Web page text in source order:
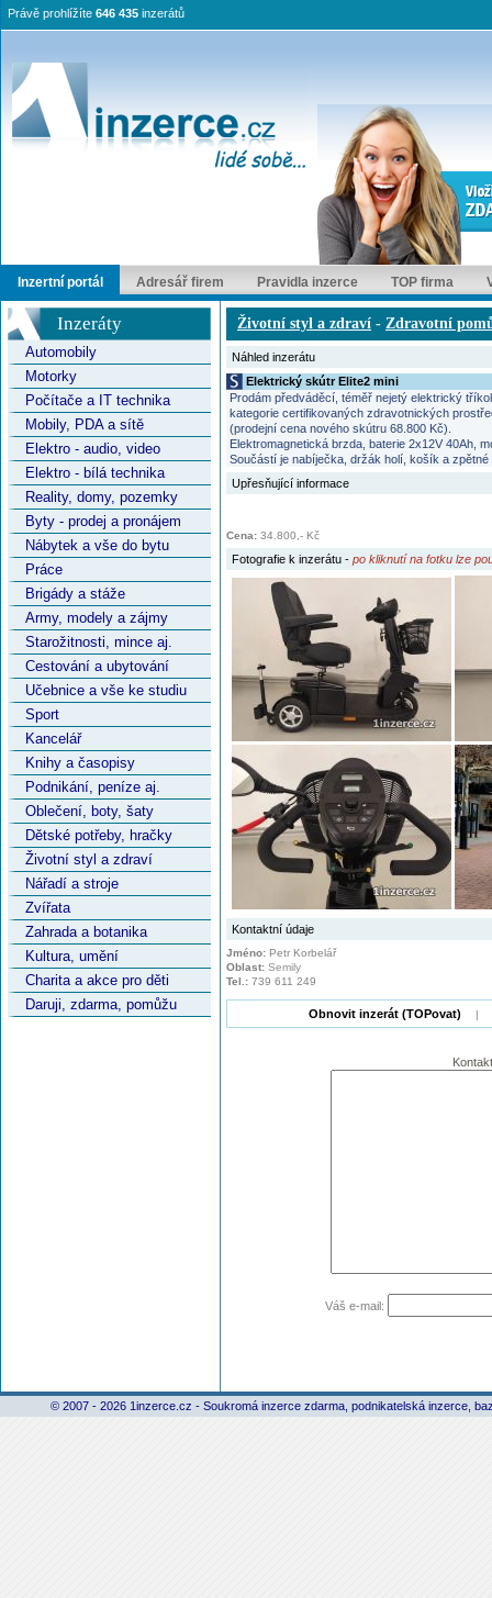
Právě prohlížíte 646 435 inzerátů
Inzertní portál Adresář firem Pravidla inzerce TOP firma
Inzeráty
Automobily
Motorky
Počítače a IT technika
Mobily, PDA a sítě
Elektro - audio, video
Elektro - bílá technika
Reality, domy, pozemky
Byty - prodej a pronájem
Nábytek a vše do bytu
Práce
Brigády a stáže
Army, modely a zájmy
Starožitnosti, mince aj.
Cestování a ubytování
Učebnice a vše ke studiu
Sport
Kancelář
Knihy a časopisy
Podnikání, peníze aj.
Oblečení, boty, šaty
Dětské potřeby, hračky
Životní styl a zdraví
Nářadí a stroje
Zvířata
Zahrada a botanika
Kultura, umění
Charita a akce pro děti
Daruji, zdarma, pomůžu
Životní styl a zdraví - Zdravotní
Náhled inzerátu
Elektrický skútr Elite2 mini
Prodám předváděcí, téměř nejetý elektrický
kategorie certifikovaných zdravotnických
(prodejní cena nového skútru 68.800 Kč).
Elektromagnetická brzda, baterie 2x12V 40Ah,
Součástí je nabíječka, držák holí, košík a
Upřesňující informace
Cena: 34.800,- Kč
Fotografie k inzerátu - po kliknutí na fotku lze
Kontaktní údaje
Jméno: Petr Korbelář
Oblast: Semily
Tel.: 739 611 249
Obnovit inzerát (TOPovat) |
Váš e-mail:
© 2007 - 2026 1inzerce.cz - Soukromá inzerce zdarma, podnikatelská inzerce,